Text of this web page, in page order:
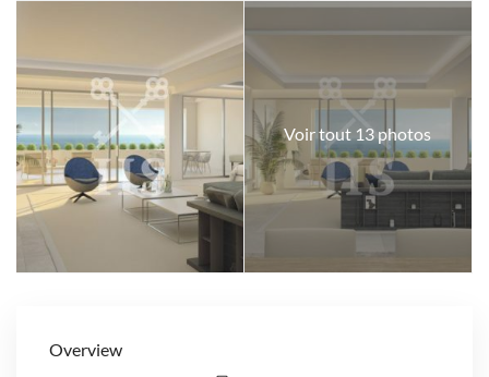
Voir tout 13 photos
Overview